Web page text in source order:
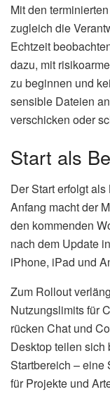
Mit den
zugleich die
Echtzeit
dazu, mit
zu beginnen und
sensible Dateien
verschicken oder
Start als
Der Start erfolgt
Anfang macht der
den kommenden
nach dem Update
iPhone, iPad und
Zum Rollout
Nutzungslimits für
rücken Chat und
Desktop teilen sich
Startbereich – eine
für Projekte und